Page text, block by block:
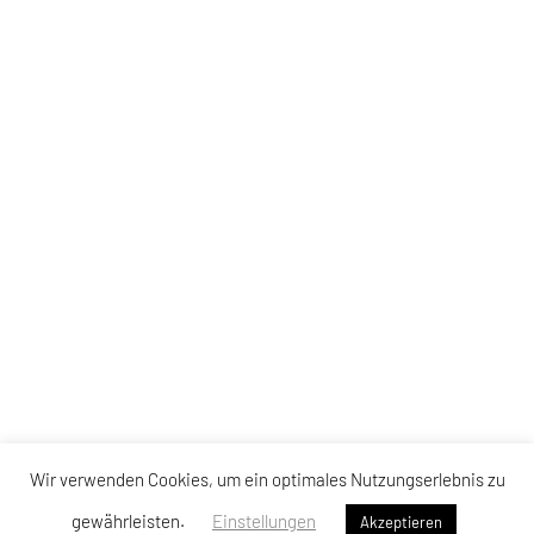
Wir verwenden Cookies, um ein optimales Nutzungserlebnis zu
gewährleisten.
Einstellungen Akzeptieren